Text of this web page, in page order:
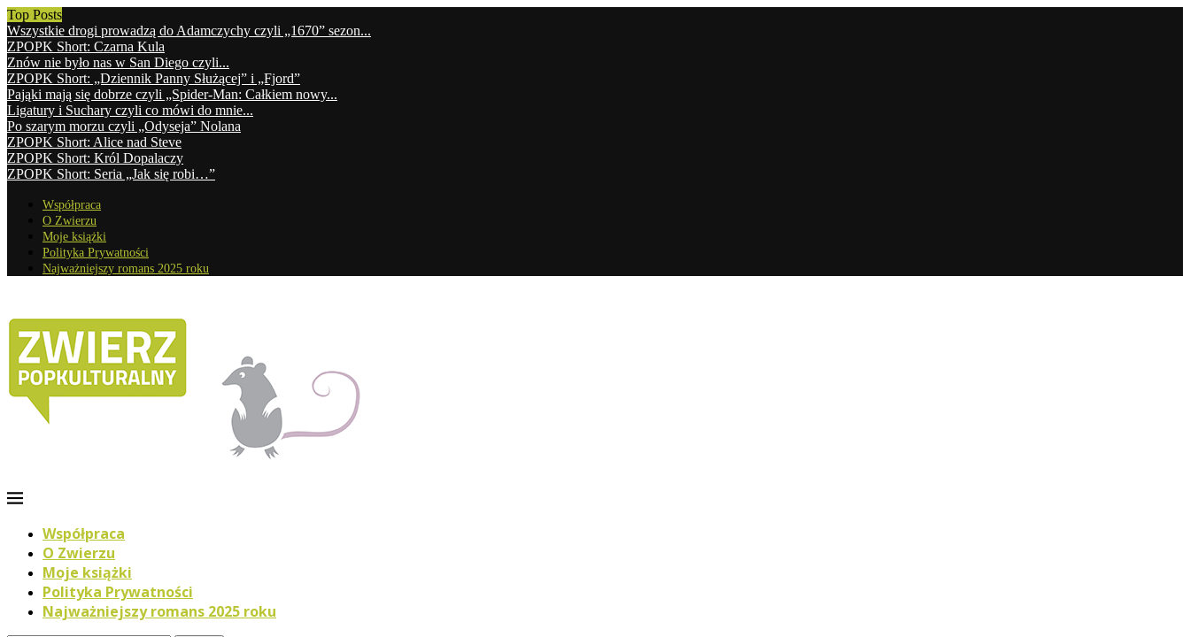
Top Posts
Wszystkie drogi prowadzą do Adamczychy czyli „1670” sezon...
ZPOPK Short: Czarna Kula
Znów nie było nas w San Diego czyli...
ZPOPK Short: „Dziennik Panny Służącej” i „Fjord”
Pająki mają się dobrze czyli „Spider-Man: Całkiem nowy...
Ligatury i Suchary czyli co mówi do mnie...
Po szarym morzu czyli „Odyseja” Nolana
ZPOPK Short: Alice nad Steve
ZPOPK Short: Król Dopalaczy
ZPOPK Short: Seria „Jak się robi…”
Współpraca
O Zwierzu
Moje książki
Polityka Prywatności
Najważniejszy romans 2025 roku
Współpraca
O Zwierzu
Moje książki
Polityka Prywatności
Najważniejszy romans 2025 roku